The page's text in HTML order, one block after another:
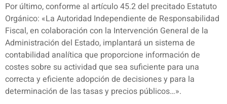
Por último, conforme al artículo 45.2 del precitado Estatuto
Orgánico: «La Autoridad Independiente de Responsabilidad
Fiscal, en colaboración con la Intervención General de la
Administración del Estado, implantará un sistema de
contabilidad analítica que proporcione información de
costes sobre su actividad que sea suficiente para una
correcta y eficiente adopción de decisiones y para la
determinación de las tasas y precios públicos…».